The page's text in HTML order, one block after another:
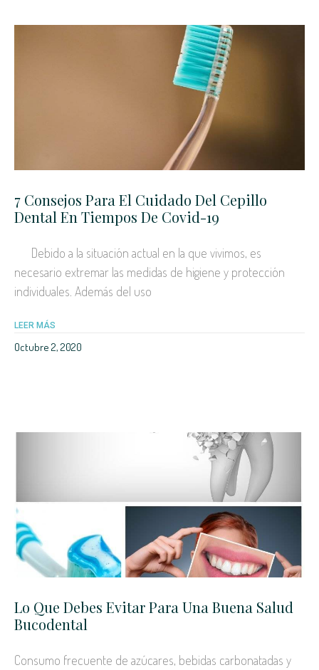
7 Consejos Para El Cuidado Del Cepillo
Dental En Tiempos De Covid-19
Debido a la situación actual en la que vivimos, es
necesario extremar las medidas de higiene y protección
individuales. Además del uso
LEER MÁS
Octubre 2, 2020
Lo Que Debes Evitar Para Una Buena Salud
Bucodental
Consumo frecuente de azúcares, bebidas carbonatadas y